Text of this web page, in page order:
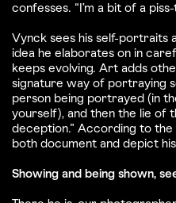
confesses. “I’m a bit of a piss-
Vynck sees his self-portraits
idea he elaborates on in
keeps evolving. Art adds
signature way of portraying
person being portrayed (in
yourself), and then the lie of
deception.” According to
both document and depict
Showing and being shown,